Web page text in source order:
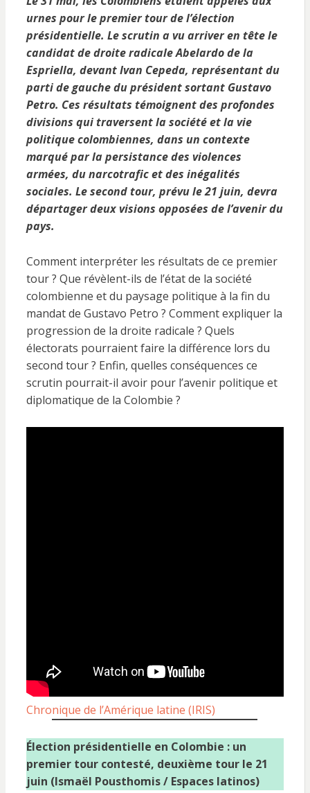
urnes pour le premier tour de l’élection
présidentielle. Le scrutin a vu arriver en tête le
candidat de droite radicale Abelardo de la
Espriella, devant Ivan Cepeda, représentant du
parti de gauche du président sortant Gustavo
Petro. Ces résultats témoignent des profondes
divisions qui traversent la société et la vie
politique colombiennes, dans un contexte
marqué par la persistance des violences
armées, du narcotrafic et des inégalités
sociales. Le second tour, prévu le 21 juin, devra
départager deux visions opposées de l’avenir du
pays.
Comment interpréter les résultats de ce premier
tour ? Que révèlent-ils de l’état de la société
colombienne et du paysage politique à la fin du
mandat de Gustavo Petro ? Comment expliquer la
progression de la droite radicale ? Quels
électorats pourraient faire la différence lors du
second tour ? Enfin, quelles conséquences ce
scrutin pourrait-il avoir pour l’avenir politique et
diplomatique de la Colombie ?
Chronique de l’Amérique latine (IRIS)
Élection présidentielle en Colombie : un
premier tour contesté, deuxième tour le 21
juin (Ismaël Pousthomis / Espaces latinos)